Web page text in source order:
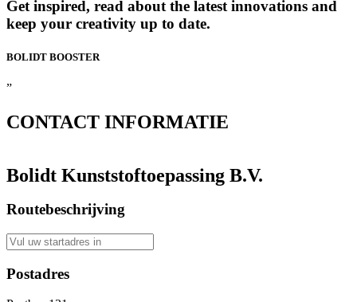
Get inspired, read about the latest innovations and
keep your creativity up to date.
BOLIDT BOOSTER
”
CONTACT INFORMATIE
Bolidt Kunststoftoepassing B.V.
Routebeschrijving
Postadres